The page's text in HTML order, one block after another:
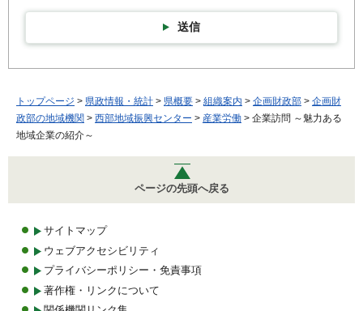
送信
トップページ > 県政情報・統計 > 県概要 > 組織案内 > 企画財政部 > 企画財
政部の地域機関 > 西部地域振興センター > 産業労働 > 企業訪問 ～魅力ある
地域企業の紹介～
ページの先頭へ戻る
サイトマップ
ウェブアクセシビリティ
プライバシーポリシー・免責事項
著作権・リンクについて